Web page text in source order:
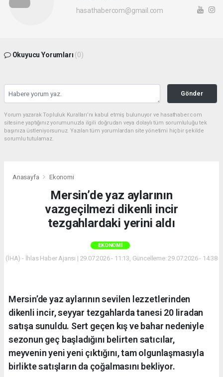
hasathabercom@gmail.com
Okuyucu Yorumları (0)
Gönder
Yorum yazarak Topluluk Kuralları’nı kabul etmiş bulunuyor ve hasathaber.com
sitesine yaptığınız yorumunuzla ilgili doğrudan veya dolaylı tüm sorumluluğu tek
başınıza üstleniyorsunuz. Yazılan tüm yorumlardan site yönetimi hiçbir şekilde
sorumlu tutulamaz.
Anasayfa Ekonomi
Mersin’de yaz aylarının
vazgeçilmezi dikenli incir
tezgahlardaki yerini aldı
EKONOMI
(İHA) - İhlas Haber Ajansı | 29.07.2026 - 11:13, Güncelleme: 29.07.2026 - 14:38
Mersin’de yaz aylarının sevilen lezzetlerinden
dikenli incir, seyyar tezgahlarda tanesi 20 liradan
satışa sunuldu. Sert geçen kış ve bahar nedeniyle
sezonun geç başladığını belirten satıcılar,
meyvenin yeni yeni çıktığını, tam olgunlaşmasıyla
birlikte satışların da çoğalmasını bekliyor.